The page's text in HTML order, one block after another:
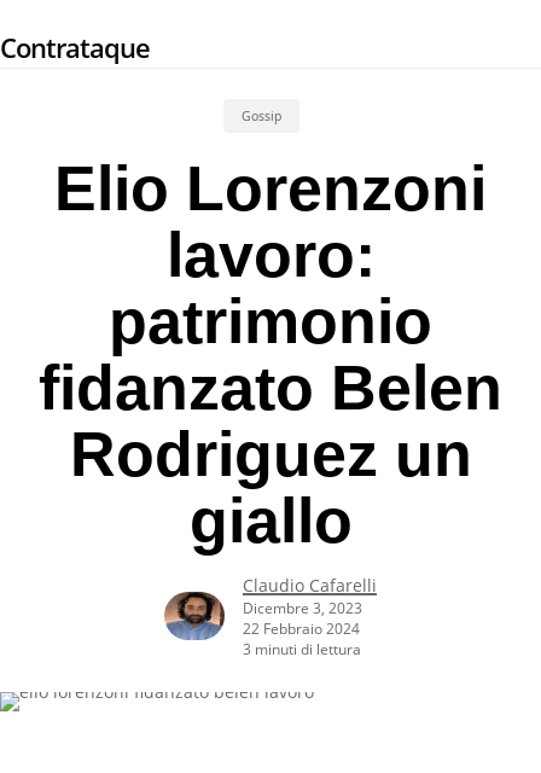
to
Contrataque
Gossip
Elio Lorenzoni
lavoro:
patrimonio
fidanzato Belen
Rodriguez un
giallo
Claudio Cafarelli
Dicembre 3, 2023
22 Febbraio 2024
3 minuti di lettura